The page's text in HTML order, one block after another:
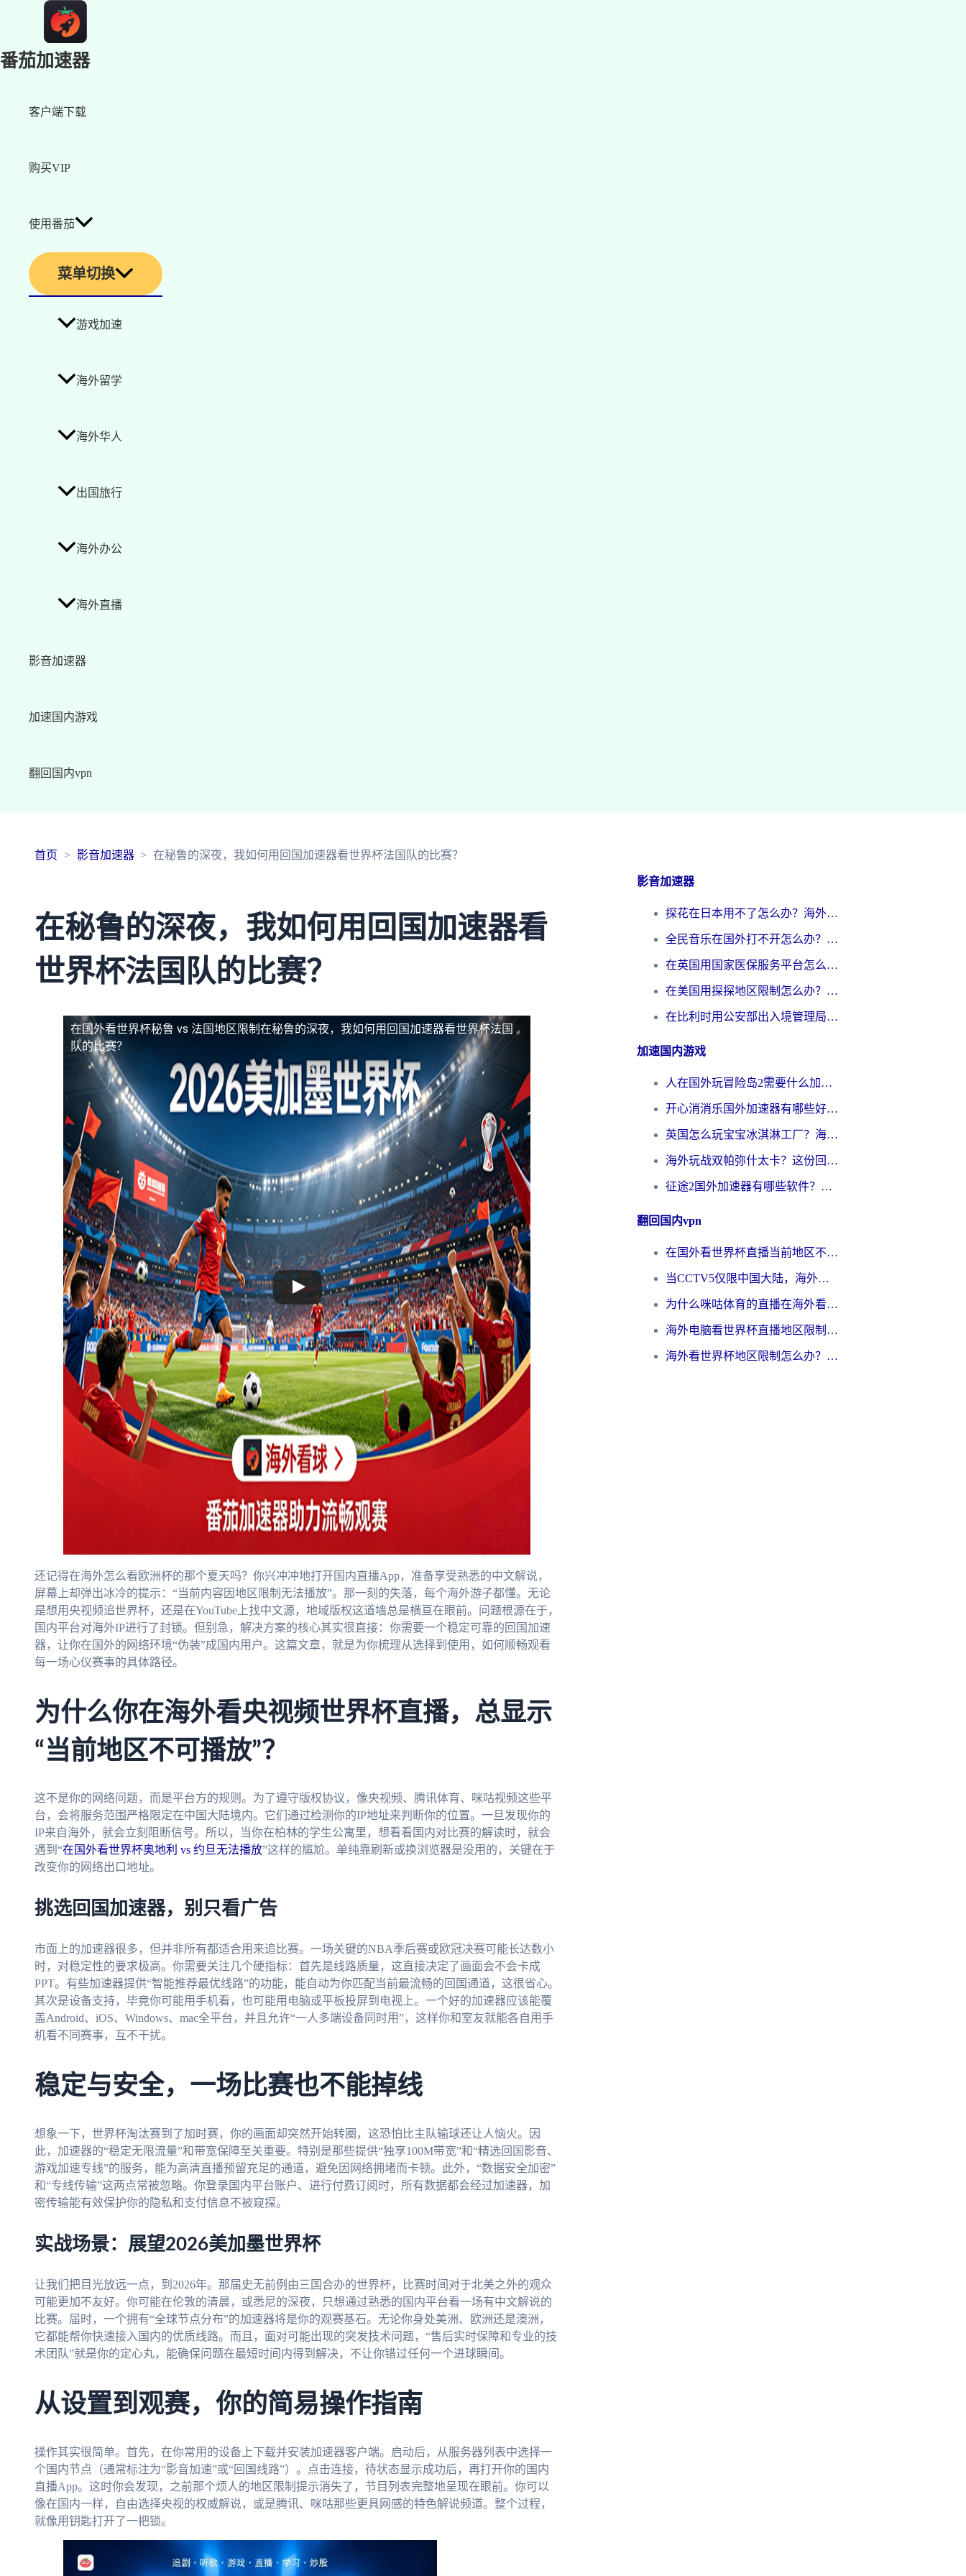
番茄加速器
客户端下载
购买VIP
使用番茄
菜单切换
游戏加速
海外留学
海外华人
出国旅行
海外办公
海外直播
影音加速器
加速国内游戏
翻回国内vpn
首页 影音加速器 在秘鲁的深夜，我如何用回国加速器看世界杯法国队的比赛？
在秘鲁的深夜，我如何用回国加速器看
世界杯法国队的比赛？
在国外看世界杯秘鲁 vs 法国地区限制 在秘鲁的深夜，我如何用回国加速器看世界杯法国
队的比赛？
还记得在海外怎么看欧洲杯的那个夏天吗？你兴冲冲地打开国内直播App，准备享受熟悉的中文解说，
屏幕上却弹出冰冷的提示：“当前内容因地区限制无法播放”。那一刻的失落，每个海外游子都懂。无论
是想用央视频追世界杯，还是在YouTube上找中文源，地域版权这道墙总是横亘在眼前。问题根源在于，
国内平台对海外IP进行了封锁。但别急，解决方案的核心其实很直接：你需要一个稳定可靠的回国加速
器，让你在国外的网络环境“伪装”成国内用户。这篇文章，就是为你梳理从选择到使用，如何顺畅观看
每一场心仪赛事的具体路径。
为什么你在海外看央视频世界杯直播，总显示
“当前地区不可播放”？
这不是你的网络问题，而是平台方的规则。为了遵守版权协议，像央视频、腾讯体育、咪咕视频这些平
台，会将服务范围严格限定在中国大陆境内。它们通过检测你的IP地址来判断你的位置。一旦发现你的
IP来自海外，就会立刻阻断信号。所以，当你在柏林的学生公寓里，想看看国内对比赛的解读时，就会
遇到“在国外看世界杯奥地利 vs 约旦无法播放”这样的尴尬。单纯靠刷新或换浏览器是没用的，关键在于
改变你的网络出口地址。
挑选回国加速器，别只看广告
市面上的加速器很多，但并非所有都适合用来追比赛。一场关键的NBA季后赛或欧冠决赛可能长达数小
时，对稳定性的要求极高。你需要关注几个硬指标：首先是线路质量，这直接决定了画面会不会卡成
PPT。有些加速器提供“智能推荐最优线路”的功能，能自动为你匹配当前最流畅的回国通道，这很省心。
其次是设备支持，毕竟你可能用手机看，也可能用电脑或平板投屏到电视上。一个好的加速器应该能覆
盖Android、iOS、Windows、mac全平台，并且允许“一人多端设备同时用”，这样你和室友就能各自用手
机看不同赛事，互不干扰。
稳定与安全，一场比赛也不能掉线
想象一下，世界杯淘汰赛到了加时赛，你的画面却突然开始转圈，这恐怕比主队输球还让人恼火。因
此，加速器的“稳定无限流量”和带宽保障至关重要。特别是那些提供“独享100M带宽”和“精选回国影音、
游戏加速专线”的服务，能为高清直播预留充足的通道，避免因网络拥堵而卡顿。此外，“数据安全加密”
和“专线传输”这两点常被忽略。你登录国内平台账户、进行付费订阅时，所有数据都会经过加速器，加
密传输能有效保护你的隐私和支付信息不被窥探。
实战场景：展望2026美加墨世界杯
让我们把目光放远一点，到2026年。那届史无前例由三国合办的世界杯，比赛时间对于北美之外的观众
可能更加不友好。你可能在伦敦的清晨，或悉尼的深夜，只想通过熟悉的国内平台看一场有中文解说的
比赛。届时，一个拥有“全球节点分布”的加速器将是你的观赛基石。无论你身处美洲、欧洲还是澳洲，
它都能帮你快速接入国内的优质线路。而且，面对可能出现的突发技术问题，“售后实时保障和专业的技
术团队”就是你的定心丸，能确保问题在最短时间内得到解决，不让你错过任何一个进球瞬间。
从设置到观赛，你的简易操作指南
操作其实很简单。首先，在你常用的设备上下载并安装加速器客户端。启动后，从服务器列表中选择一
个国内节点（通常标注为“影音加速”或“回国线路”）。点击连接，待状态显示成功后，再打开你的国内
直播App。这时你会发现，之前那个烦人的地区限制提示消失了，节目列表完整地呈现在眼前。你可以
像在国内一样，自由选择央视的权威解说，或是腾讯、咪咕那些更具网感的特色解说频道。整个过程，
就像用钥匙打开了一把锁。
影音加速器
探花在日本用不了怎么办？海外党必看的回国加速解决方案（附多场景实测）
全民音乐在国外打不开怎么办？海外党亲测有效的回国加速方案
在英国用国家医保服务平台怎么把定位修改到中国国内？海外党必看的解决指南（附腾讯视频伊对可用方法）
在美国用探探地区限制怎么办？3个实用技巧帮你搞定（附咪咕豆瓣音乐限制破解法）
在比利时用公安部出入境管理局地区限制怎么办？3步搞定+欧洲杯观赛&香港购物指南
加速国内游戏
人在国外玩冒险岛2需要什么加速器？老玩家亲测有效的选择指南
开心消消乐国外加速器有哪些好用？海外党亲测不踩坑指南（附塔瑞斯世界Online流畅技巧）
英国怎么玩宝宝冰淇淋工厂？海外党国服游戏加速避坑指南（附挪威装甲风暴解决方案）
海外玩战双帕弥什太卡？这份回国加速器终极指南帮你告别延迟（附打球球大作战古今江湖加速方案）
征途2国外加速器有哪些软件？海外玩家亲测实用指南（附非洲梦幻西游加速技巧）
翻回国内vpn
在国外看世界杯直播当前地区不可播放？海外党必看的回国加速全攻略
当CCTV5仅限中国大陆，海外球迷的世界杯狂欢如何继续？
为什么咪咕体育的直播在海外看不了？3步解决海外看世界杯+抖音地区限制难题
海外电脑看世界杯直播地区限制怎么办？你需要一个聪明的加速器
海外看世界杯地区限制怎么办？一篇搞定咪咕视频播放+国内资源无缝访问指南